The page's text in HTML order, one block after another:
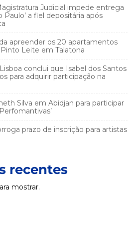
Judicial impede entrega
Paulo’ a fiel depositária após
apreender os 20 apartamentos
Leite em Talatona
conclui que Isabel dos Santos
para adquirir participação na
Silva em Abidjan para participar
prazo de inscrição para artistas
recentes
mostrar.